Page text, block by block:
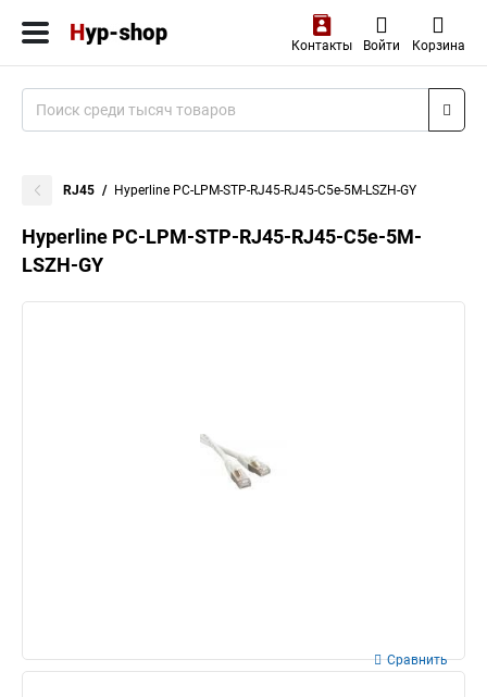
Контакты Войти Корзина
RJ45 Hyperline PC-LPM-STP-RJ45-RJ45-C5e-5M-LSZH-GY
Hyperline PC-LPM-STP-RJ45-RJ45-C5e-5M-
LSZH-GY
Сравнить